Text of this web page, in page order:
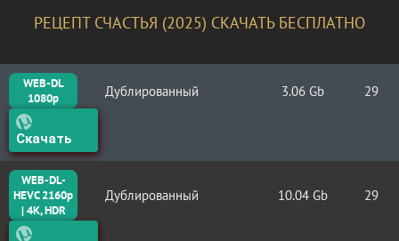
РЕЦЕПТ СЧАСТЬЯ (2025) СКАЧАТЬ БЕСПЛАТНО
WEB-DL
1080p
Дублированный 3.06 Gb 29
Скачать
WEB-DL-
HEVC 2160p
| 4K, HDR
Дублированный 10.04 Gb 29